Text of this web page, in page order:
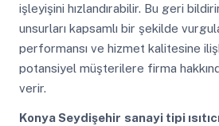
işleyişini hızlandırabilir. Bu geri
unsurları kapsamlı bir şekilde
performansı ve hizmet kalitesine
potansiyel müşterilere firma
verir.
Konya Seydişehir sanayi tipi